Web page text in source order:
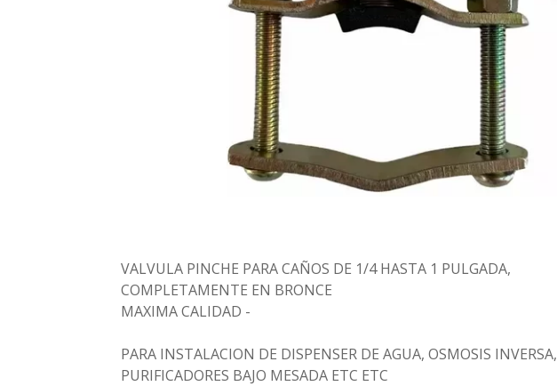
VALVULA PINCHE PARA CAÑOS DE 1/4 HASTA 1 PULGADA,
COMPLETAMENTE EN BRONCE
MAXIMA CALIDAD -
PARA INSTALACION DE DISPENSER DE AGUA, OSMOSIS INVERSA,
PURIFICADORES BAJO MESADA ETC ETC